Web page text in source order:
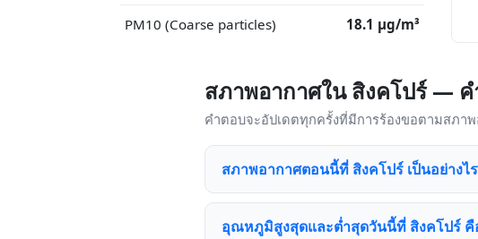
PM10 (Coarse particles) 18.1 μg/m³
สภาพอากาศใน สิงคโปร์ —
คำตอบจะอัปเดตทุกครั้งที่มีการร้องขอตามสภา
สภาพอากาศตอนนี้ที่ สิงคโปร์ เป็นอย่างไ
อุณหภูมิสูงสุดและต่ำสุดวันนี้ที่ สิงคโปร์ คื